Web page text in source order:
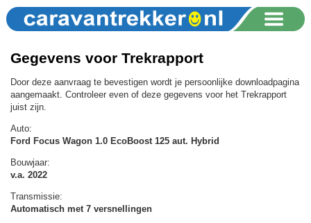
Gegevens voor Trekrapport
Door deze aanvraag te bevestigen wordt je persoonlijke downloadpagina
aangemaakt. Controleer even of deze gegevens voor het Trekrapport
juist zijn.
Auto:
Ford Focus Wagon 1.0 EcoBoost 125 aut. Hybrid
Bouwjaar:
v.a. 2022
Transmissie:
Automatisch met 7 versnellingen